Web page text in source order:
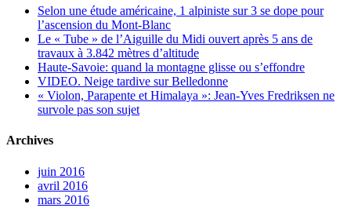
Selon une étude américaine, 1 alpiniste sur 3 se dope pour
l’ascension du Mont-Blanc
Le « Tube » de l’Aiguille du Midi ouvert après 5 ans de
travaux à 3.842 mètres d’altitude
Haute-Savoie: quand la montagne glisse ou s’effondre
VIDEO. Neige tardive sur Belledonne
« Violon, Parapente et Himalaya »: Jean-Yves Fredriksen ne
survole pas son sujet
Archives
juin 2016
avril 2016
mars 2016